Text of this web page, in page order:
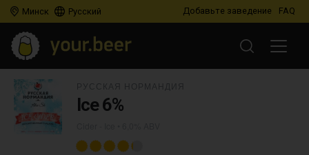
Минск Русский Добавьте заведение FAQ
Ice 6%